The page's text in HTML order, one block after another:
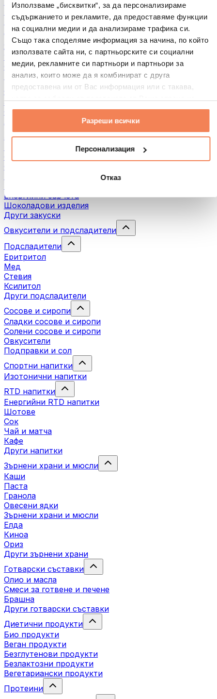
Използваме „бисквитки“, за да персонализираме
съдържанието и рекламите, да предоставяме функции
на социални медии и да анализираме трафика си.
Също така споделяме информация за начина, по който
използвате сайта ни, с партньорските си социални
медии, рекламните си партньори и партньори за
анализ, които може да я комбинират с друга
предоставена им от Вас информация или с такава,
услугите им.
Разреши всички
Персонализация
Отказ
Хляб и печива
Бобови култури
Други
Ядкови масла
100% Ядкови масла
Сладки ядкови масла
Протеинови ядкови масла
Суперхрани
Зелени суперхрани
Фибри
Други суперхрани
3акуски
Протеинови бaрове
Сушено месо
Сушени плодове
Енергийни барчета
Шоколадови изделия
Други закуски
Овкусители и подсладители
Подсладители
Еритритол
Мед
Стевия
Ксилитол
Други подсладители
Сосове и сиропи
Сладки сосове и сиропи
Солени сосове и сиропи
Овкусители
Подправки и сол
Спортни напитки
Изотонични напитки
RTD напитки
Енергийни RTD напитки
Шотове
Сок
Чай и матча
Кафе
Други напитки
Зърнени храни и мюсли
Каши
Паста
Гранола
Овесени ядки
Зърнени храни и мюсли
Елда
Киноа
Ориз
Други зърнени храни
Готварски съставки
Олио и масла
Смеси за готвене и печене
Брашна
Други готварски съставки
Диетични продукти
Био продукти
Веган продукти
Безглутенови продукти
Безлактозни продукти
Вегетариански продукти
Протеини